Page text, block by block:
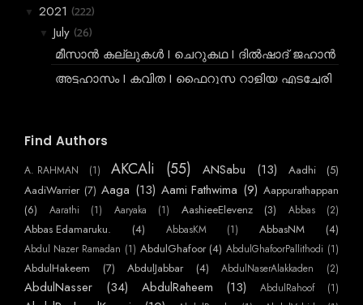
▼ 2021 (222)
▼ July (26)
മീസാൻ കല്ലുകൾ I ചെറുകഥ I ദിൽഷാദ് ജഹാൻ
അട്ടഹാസം I കവിത I ഫൈറൂസ റാളിയ എടച്ചേരി
യാസി...
വിലങ്ങിടണം ഇനിയുമാവർത്തിക്കാതിരിക്കാൻ I
വിചാരഗതി I...
ആർദ്രം I Story I Ammu Santhosh
വർഷപാതം I കഥ I Mohammed Ali
ജീവിതം I വിചാരഗതി I ഹുസ്സൻ കൊല്ലംചിന
ഒരു പനിക്കാലം I ചെറുകഥ I ശിഹാബ് ബാവ
Find Authors
A. RAHMAN (1) AKCAli (55) ANSabu (13) Aadhi
(5)
AadiWarrier (7) Aaga (13) Aami Fathwima (9) Aappurathappan
(6)
Aarathi (1) Aaryaka (1) AashieeElevenz (3) Abbas (2)
Abbas Edamaruku. (4) AbbasKM (1) AbbasNM (4)
Abdul Nazer Ramadan (1) AbdulGhafoor (4) AbdulGhafoorPallithodi (1)
AbdulHakeem (7) AbdulJabbar (4) AbdulNaserAlakkaden (2)
AbdulNasser (34) AbdulRaheem (13) AbdulRahoof (1)